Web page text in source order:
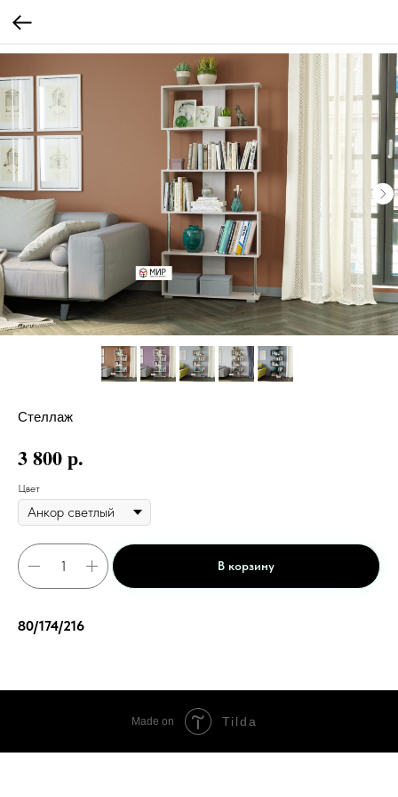
Стеллаж
3 800р.
Цвет
В корзину
80/174/216
Made on Tilda